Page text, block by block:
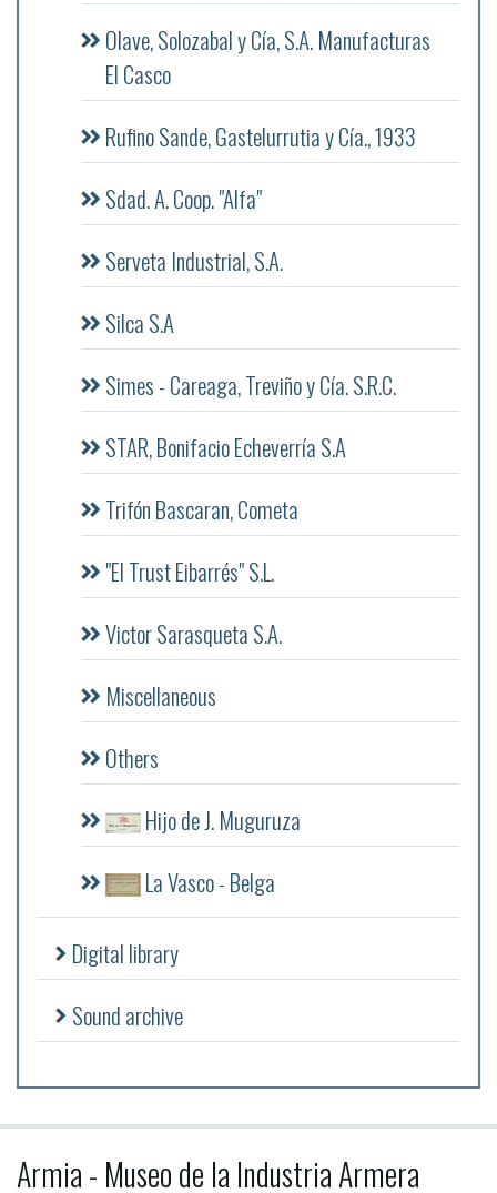
Olave, Solozabal y Cía, S.A. Manufacturas
El Casco
Rufino Sande, Gastelurrutia y Cía., 1933
Sdad. A. Coop. "Alfa"
Serveta Industrial, S.A.
Silca S.A
Simes - Careaga, Treviño y Cía. S.R.C.
STAR, Bonifacio Echeverría S.A
Trifón Bascaran, Cometa
"El Trust Eibarrés" S.L.
Victor Sarasqueta S.A.
Miscellaneous
Others
Hijo de J. Muguruza
La Vasco - Belga
Digital library
Sound archive
Armia - Museo de la Industria Armera